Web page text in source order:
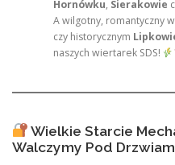
Hornówku, Sierakowie
A wilgotny, romantyczny
czy historycznym
naszych wiertarek SDS!
Wielkie Starcie
Walczymy Pod